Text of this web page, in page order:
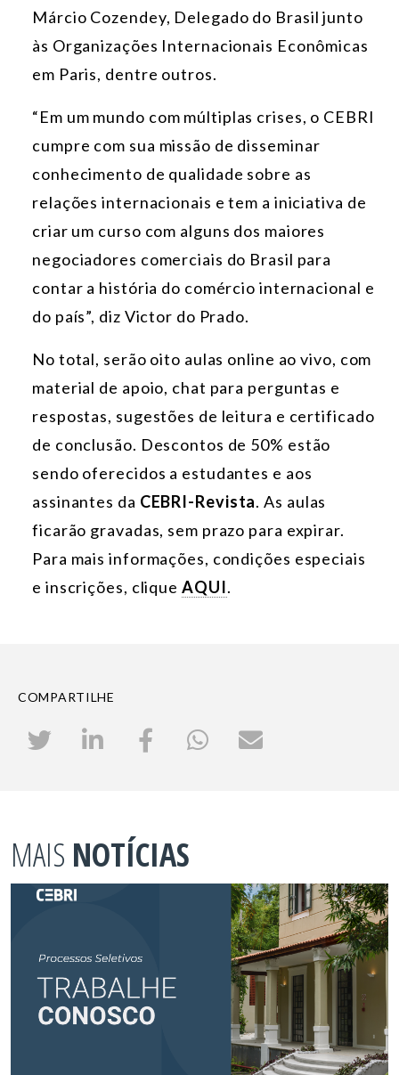
Márcio Cozendey, Delegado do Brasil junto
às Organizações Internacionais Econômicas
em Paris, dentre outros.
“Em um mundo com múltiplas crises, o CEBRI
cumpre com sua missão de disseminar
conhecimento de qualidade sobre as
relações internacionais e tem a iniciativa de
criar um curso com alguns dos maiores
negociadores comerciais do Brasil para
contar a história do comércio internacional e
do país”, diz Victor do Prado.
No total, serão oito aulas online ao vivo, com
material de apoio, chat para perguntas e
respostas, sugestões de leitura e certificado
de conclusão. Descontos de 50% estão
sendo oferecidos a estudantes e aos
assinantes da CEBRI-Revista. As aulas
ficarão gravadas, sem prazo para expirar.
Para mais informações, condições especiais
e inscrições, clique AQUI.
COMPARTILHE
MAIS NOTÍCIAS